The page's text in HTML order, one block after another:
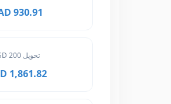
930.91 MAD
تحويل 200 USD
1,861.82 MAD